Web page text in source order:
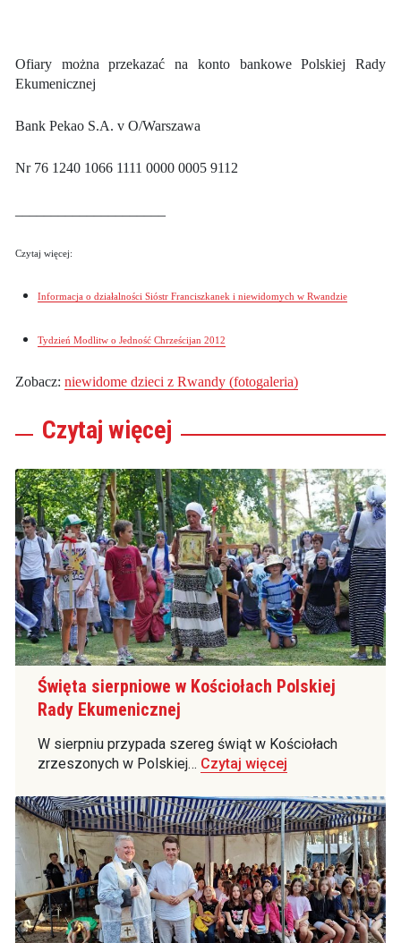
Ofiary można przekazać na konto bankowe Polskiej Rady
Ekumenicznej
Bank Pekao S.A. v O/Warszawa
Nr 76 1240 1066 1111 0000 0005 9112
Czytaj więcej:
Informacja o działalności Sióstr Franciszkanek i niewidomych w Rwandzie
Tydzień Modlitw o Jedność Chrześcijan 2012
Zobacz: niewidome dzieci z Rwandy (fotogaleria)
Czytaj więcej
Święta sierpniowe w Kościołach Polskiej
Rady Ekumenicznej
W sierpniu przypada szereg świąt w Kościołach
zrzeszonych w Polskiej… Czytaj więcej